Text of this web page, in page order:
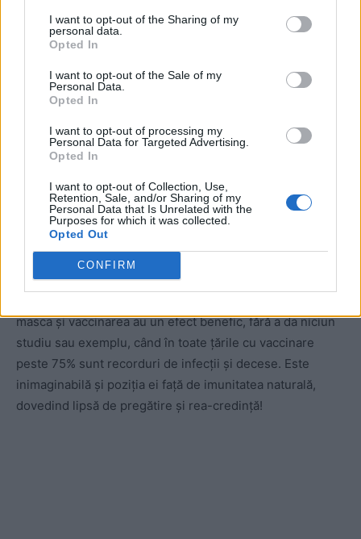
I want to opt-out of the Sharing of my
personal data.
Opted In
I want to opt-out of the Sale of my
Personal Data.
Opted In
I want to opt-out of processing my
Personal Data for Targeted Advertising.
Opted In
I want to opt-out of Collection, Use,
Retention, Sale, and/or Sharing of my
Personal Data that Is Unrelated with the
Purposes for which it was collected.
Opted Out
CONFIRM
este cerut la angajare în Suedia. El nu este folosit în
Suedia, sunt doar discuții din cauză că socialiștii și
comuniștii vor să fie impuse masca, vaccinarea
obligatorie și pașaportul verde, ca să ne aliniem la
condițiile în care în Suedia pandemia este încheiata din
iunie și este ținută în viață de minciunile guvernamentale
Eu particip la manifestații din Stockholm tocmai ca să nu
se ajungă la impunerea certificatului verde și la
vaccinarea obligatorie, inclusiv a copiilor.
masca și vaccinarea au un efect benefic, fără a da niciun
studiu sau exemplu, când în toate țările cu vaccinare
peste 75% sunt recorduri de infecții și decese. Este
inimaginabilă și poziția ei față de imunitatea naturală,
dovedind lipsă de pregătire și rea-credință!